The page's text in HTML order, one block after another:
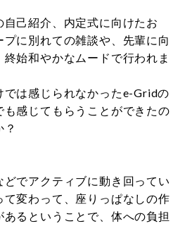
己紹介、内定式に向けたお
に別れての雑談や、先輩に向
始和やかなムードで行われま
では感じられなかったe-Gridの
感じてもらうことができたの
でアクティブに動き回ってい
て変わって、座りっぱなしの作
るということで、体への負担